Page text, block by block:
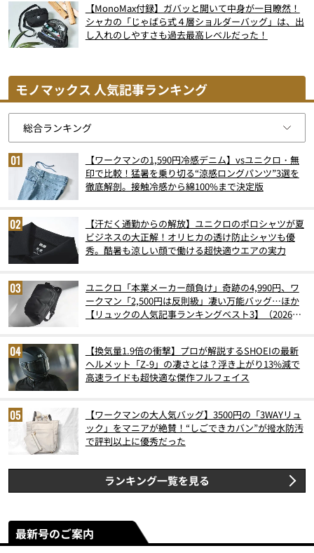
【MonoMax付録】ガバッと開いて中身が一目瞭然！
シャカの「じゃばら式４層ショルダーバッグ」は、出
し入れのしやすさも過去最高レベルだった！
モノマックス 人気記事ランキング
【ワークマンの1,590円冷感デニム】vsユニクロ・無
印で比較！猛暑を乗り切る“涼感ロングパンツ”3選を
徹底解剖。接触冷感から綿100%まで決定版
【汗だく通勤からの解放】ユニクロのポロシャツが夏
ビジネスの大正解！オリヒカの透け防止シャツも優
秀。酷暑も涼しい顔で働ける超快適ウエアの実力
ユニクロ「本業メーカー顔負け」奇跡の4,990円、ワ
ークマン「2,500円は反則級」凄い万能バッグ…ほか
【リュックの人気記事ランキングベスト3】（2026年
【換気量1.9倍の衝撃】プロが解説するSHOEIの最新
ヘルメット「Z-9」の凄さとは？浮き上がり13%減で
高速ライドも超快適な傑作フルフェイス
【ワークマンの大人気バッグ】3500円の「3WAYリュ
ック」をマニアが絶賛！“しごできカバン”が撥水防汚
で評判以上に優秀だった
ランキング一覧を見る
最新号のご案内